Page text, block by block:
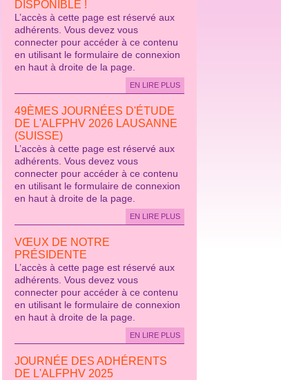
DISPONIBLE !
L’accès à cette page est réservé aux
adhérents. Vous devez vous
connecter pour accéder à ce contenu
en utilisant le formulaire de connexion
en haut à droite de la page.
EN LIRE PLUS
49ÈMES JOURNÉES D'ÉTUDE
DE L'ALFPHV 2026 LAUSANNE
(SUISSE)
L’accès à cette page est réservé aux
adhérents. Vous devez vous
connecter pour accéder à ce contenu
en utilisant le formulaire de connexion
en haut à droite de la page.
EN LIRE PLUS
VŒUX DE NOTRE
PRÉSIDENTE
L’accès à cette page est réservé aux
adhérents. Vous devez vous
connecter pour accéder à ce contenu
en utilisant le formulaire de connexion
en haut à droite de la page.
EN LIRE PLUS
JOURNÉE DES ADHÉRENTS
DE L'ALFPHV 2025